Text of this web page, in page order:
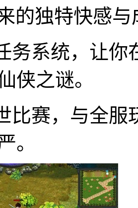
的独特快感
务系统，让
侠之谜。
比赛，与全服
。